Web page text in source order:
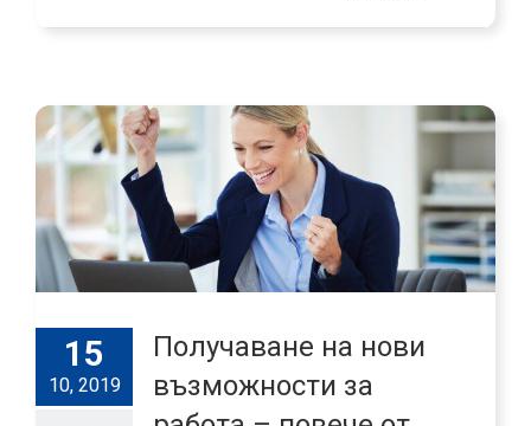
15
10, 2019
Получаване на нови
възможности за